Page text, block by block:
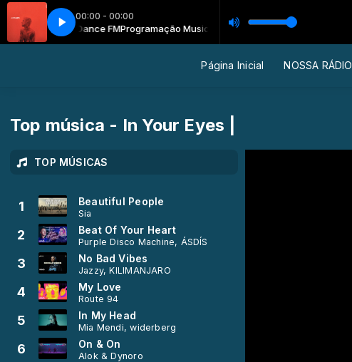
00:00 - 00:00
Rede Dance FMProgramação Musical Rede Dance FM
- Intentions Justin Bieber - Intentions
Página Inicial NOSSA RÁDIO
Top música - In Your Eyes |
TOP MÚSICAS
1 Beautiful People
Sia
2 Beat Of Your Heart
Purple Disco Machine, ÁSDÍS
3 No Bad Vibes
Jazzy, KILIMANJARO
4 My Love
Route 94
5 In My Head
Mia Mendi, widerberg
6 On & On
Alok & Dynoro